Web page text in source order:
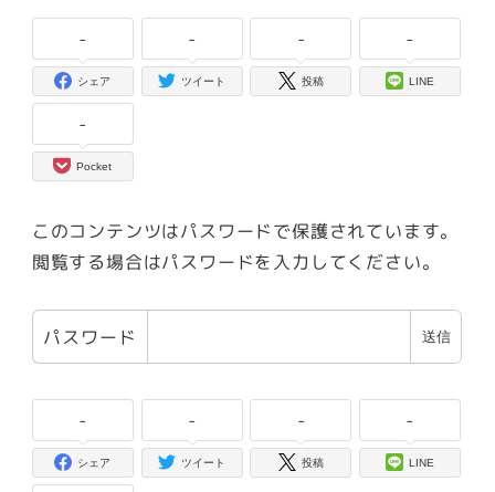
-
シェア
-
ツイート
-
投稿
-
LINE
-
Pocket
このコンテンツはパスワードで保護されています。
閲覧する場合はパスワードを入力してください。
パスワード
-
シェア
-
ツイート
-
投稿
-
LINE